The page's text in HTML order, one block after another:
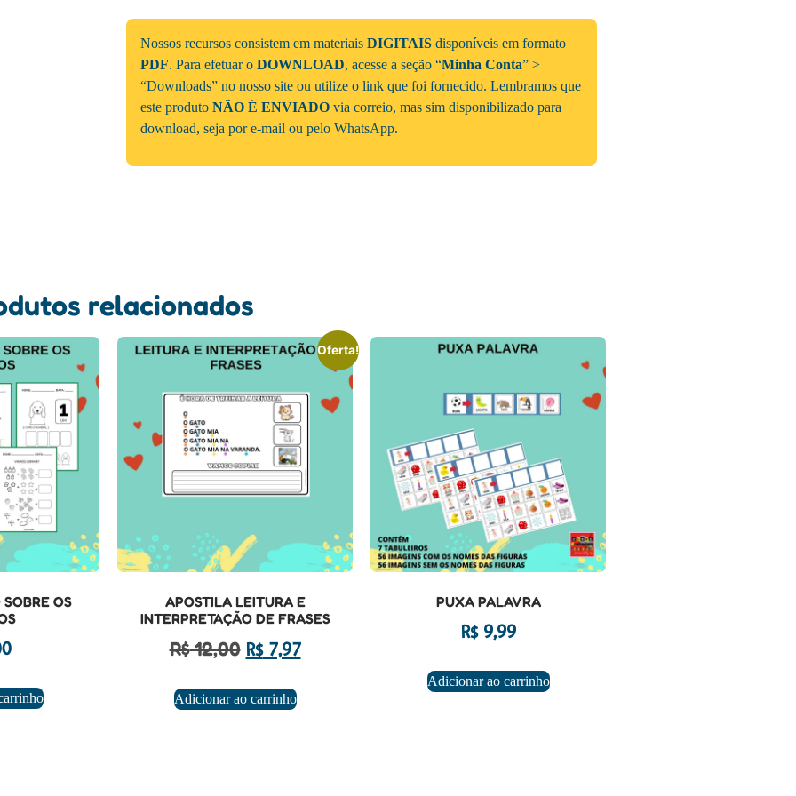
Nossos recursos consistem em materiais DIGITAIS disponíveis em formato
PDF. Para efetuar o DOWNLOAD, acesse a seção “Minha Conta” >
“Downloads” no nosso site ou utilize o link que foi fornecido. Lembramos que
este produto NÃO É ENVIADO via correio, mas sim disponibilizado para
download, seja por e-mail ou pelo WhatsApp.
relacionados
OS
Oferta!
APOSTILA LEITURA E
INTERPRETAÇÃO DE FRASES
R$12,00 R$7,97
Adicionar ao carrinho
PUXA PALAVRA
R$9,99
Adicionar ao carrinho